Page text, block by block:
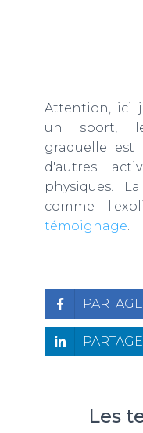
Attention, ici
un sport,
graduelle
d'autres
physiques.
comme
témoignage.
Les